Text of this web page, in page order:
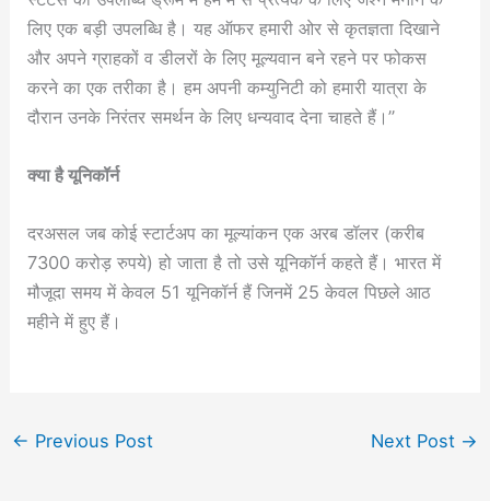
लिए एक बड़ी उपलब्धि है। यह ऑफर हमारी ओर से कृतज्ञता दिखाने
और अपने ग्राहकों व डीलरों के लिए मूल्यवान बने रहने पर फोकस
करने का एक तरीका है। हम अपनी कम्युनिटी को हमारी यात्रा के
दौरान उनके निरंतर समर्थन के लिए धन्यवाद देना चाहते हैं।”
क्या है यूनिकॉर्न
दरअसल जब कोई स्टार्टअप का मूल्यांकन एक अरब डॉलर (करीब
7300 करोड़ रुपये) हो जाता है तो उसे यूनिकॉर्न कहते हैं। भारत में
मौजूदा समय में केवल 51 यूनिकॉर्न हैं जिनमें 25 केवल पिछले आठ
महीने में हुए हैं।
← Previous Post Next Post →